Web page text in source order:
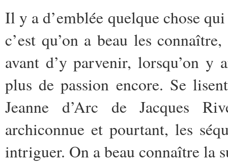
Il y a d’emblée quelque chose
c’est qu’on a beau les
avant d’y parvenir, lorsqu’on y
plus de passion encore. Se
Jeanne d’Arc de Jacques
archiconnue et pourtant, les
intriguer. On a beau connaître la